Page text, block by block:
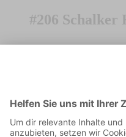
#206 Schalker